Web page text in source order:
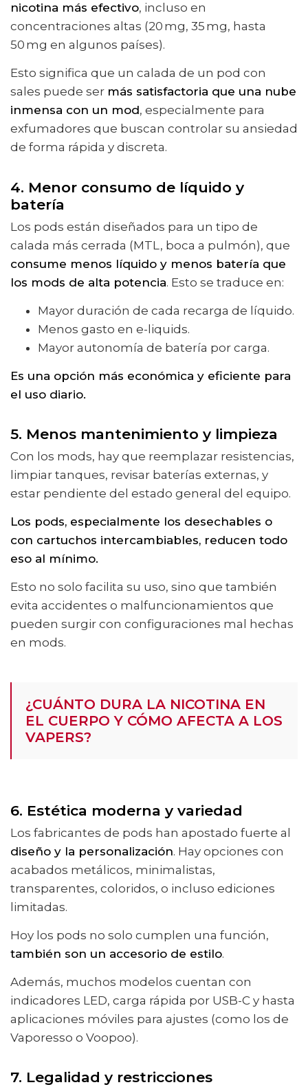
nicotina más efectivo, incluso en
concentraciones altas (20 mg, 35 mg, hasta
50 mg en algunos países).
Esto significa que un calada de un pod con
sales puede ser más satisfactoria que una nube
inmensa con un mod, especialmente para
exfumadores que buscan controlar su ansiedad
de forma rápida y discreta.
4. Menor consumo de líquido y
batería
Los pods están diseñados para un tipo de
calada más cerrada (MTL, boca a pulmón), que
consume menos líquido y menos batería que
los mods de alta potencia. Esto se traduce en:
Mayor duración de cada recarga de líquido.
Menos gasto en e-liquids.
Mayor autonomía de batería por carga.
Es una opción más económica y eficiente para
el uso diario.
5. Menos mantenimiento y limpieza
Con los mods, hay que reemplazar resistencias,
limpiar tanques, revisar baterías externas, y
estar pendiente del estado general del equipo.
Los pods, especialmente los desechables o
con cartuchos intercambiables, reducen todo
eso al mínimo.
Esto no solo facilita su uso, sino que también
evita accidentes o malfuncionamientos que
pueden surgir con configuraciones mal hechas
en mods.
¿CUÁNTO DURA LA NICOTINA EN
EL CUERPO Y CÓMO AFECTA A LOS
VAPERS?
6. Estética moderna y variedad
Los fabricantes de pods han apostado fuerte al
diseño y la personalización. Hay opciones con
acabados metálicos, minimalistas,
transparentes, coloridos, o incluso ediciones
limitadas.
Hoy los pods no solo cumplen una función,
también son un accesorio de estilo.
Además, muchos modelos cuentan con
indicadores LED, carga rápida por USB-C y hasta
aplicaciones móviles para ajustes (como los de
Vaporesso o Voopoo).
7. Legalidad y restricciones